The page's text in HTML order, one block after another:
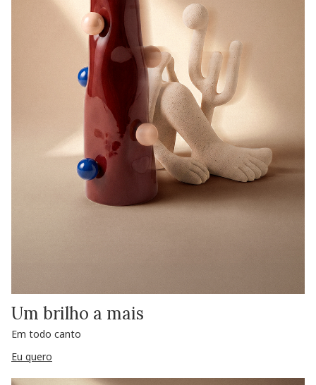
Um brilho a mais
Em todo canto
Eu quero